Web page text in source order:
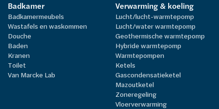
Badkamer
Badkamermeubels
Wastafels en waskommen
Douche
Baden
Kranen
Toilet
Van Marcke Lab
Verwarming & koeling
Lucht/lucht-warmtepomp
Lucht/water warmtepomp
Geothermische warmtepomp
Hybride warmtepomp
Warmtepompen
Ketels
Gascondensatieketel
Mazoutketel
Zoneregeling
Vloerverwarming